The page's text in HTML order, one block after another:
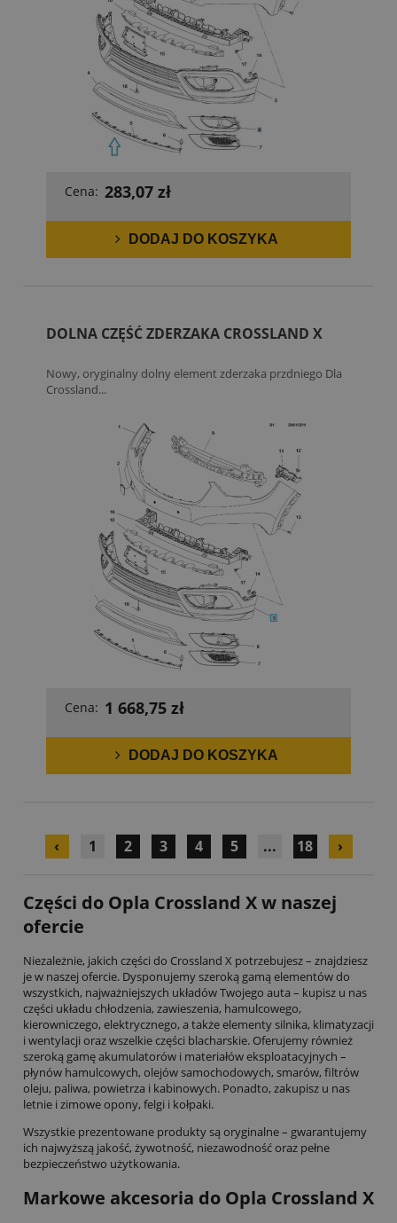
Cena: 283,07 zł
DODAJ DO KOSZYKA
DOLNA CZĘŚĆ ZDERZAKA CROSSLAND X
Nowy, oryginalny dolny element zderzaka przdniego Dla
Crossland...
Cena: 1 668,75 zł
DODAJ DO KOSZYKA
‹ 1 2 3 4 5 ... 18 ›
Części do Opla Crossland X w naszej
ofercie
Niezależnie, jakich części do Crossland X potrzebujesz – znajdziesz
je w naszej ofercie. Dysponujemy szeroką gamą elementów do
wszystkich, najważniejszych układów Twojego auta – kupisz u nas
części układu chłodzenia, zawieszenia, hamulcowego,
kierowniczego, elektrycznego, a także elementy silnika, klimatyzacji
i wentylacji oraz wszelkie części blacharskie. Oferujemy również
szeroką gamę akumulatorów i materiałów eksploatacyjnych –
płynów hamulcowych, olejów samochodowych, smarów, filtrów
oleju, paliwa, powietrza i kabinowych. Ponadto, zakupisz u nas
letnie i zimowe opony, felgi i kołpaki.
Wszystkie prezentowane produkty są oryginalne – gwarantujemy
ich najwyższą jakość, żywotność, niezawodność oraz pełne
bezpieczeństwo użytkowania.
Markowe akcesoria do Opla Crossland X